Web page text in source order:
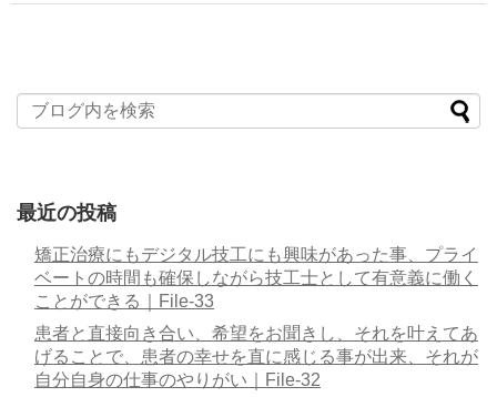
最近の投稿
矯正治療にもデジタル技工にも興味があった事、プライ
ベートの時間も確保しながら技工士として有意義に働く
ことができる｜File-33
患者と直接向き合い、希望をお聞きし、それを叶えてあ
げることで、患者の幸せを直に感じる事が出来、それが
自分自身の仕事のやりがい｜File-32